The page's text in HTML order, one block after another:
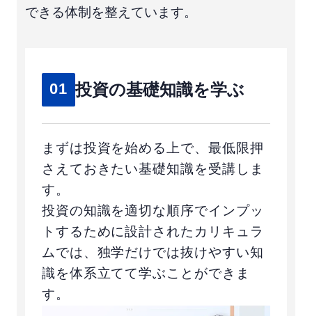
できる体制を整えています。
01 投資の基礎知識を学ぶ
まずは投資を始める上で、最低限押
さえておきたい基礎知識を受講しま
す。
投資の知識を適切な順序でインプッ
トするために設計されたカリキュラ
ムでは、独学だけでは抜けやすい知
識を体系立てて学ぶことができま
す。